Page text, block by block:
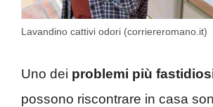
Lavandino cattivi odori (corriereromano.it)
Uno dei problemi più
possono riscontrare in casa